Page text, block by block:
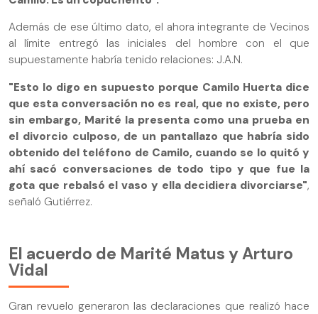
Además de ese último dato, el ahora integrante de Vecinos
al límite entregó las iniciales del hombre con el que
supuestamente habría tenido relaciones: J.A.N.
"Esto lo digo en supuesto porque Camilo Huerta dice
que esta conversación no es real, que no existe, pero
sin embargo, Marité la presenta como una prueba en
el divorcio culposo, de un pantallazo que habría sido
obtenido del teléfono de Camilo, cuando se lo quitó y
ahí sacó conversaciones de todo tipo y que fue la
gota que rebalsó el vaso y ella decidiera divorciarse",
señaló Gutiérrez.
El acuerdo de Marité Matus y Arturo
Vidal
Gran revuelo generaron las declaraciones que realizó hace